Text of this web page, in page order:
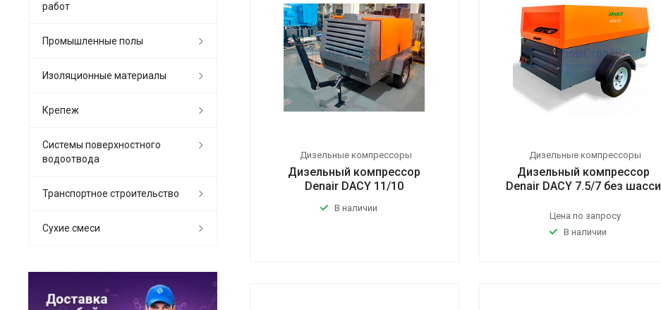
Дизельные компрессоры
Дизельный компрессор
Denair DACY 11/10
В наличии
Дизельные компрессоры
Дизельный компрессор
Denair DACY 7.5/7 без шасси
Цена по запросу
В наличии
работ
Промышленные полы
Изоляционные материалы
Крепеж
Системы поверхностного
водоотвода
Транспортное строительство
Сухие смеси